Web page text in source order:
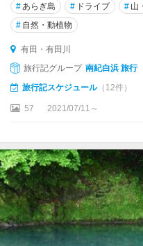
#あらぎ島 # ドライブ # 山
# 自然・動植物
有田・有田川
旅行記グループ 南紀白浜 旅行
旅行記スケジュール（12件）
57 2021/07/11～